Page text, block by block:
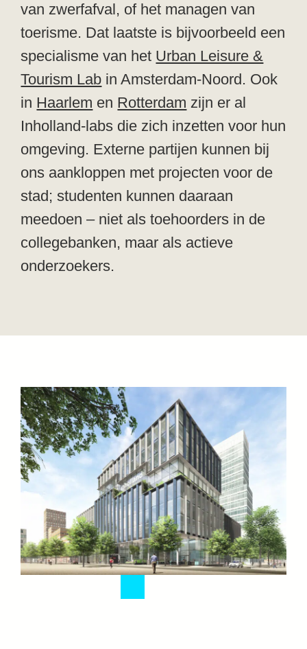
van zwerfafval, of het managen van
toerisme. Dat laatste is bijvoorbeeld een
specialisme van het Urban Leisure &
Tourism Lab in Amsterdam-Noord. Ook
in Haarlem en Rotterdam zijn er al
Inholland-labs die zich inzetten voor hun
omgeving. Externe partijen kunnen bij
ons aankloppen met projecten voor de
stad; studenten kunnen daaraan
meedoen – niet als toehoorders in de
collegebanken, maar als actieve
onderzoekers.